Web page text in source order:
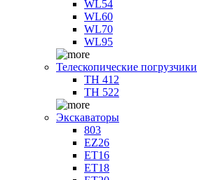
WL54
WL60
WL70
WL95
Телескопические погрузчики
TH 412
TH 522
Экскаваторы
803
EZ26
ET16
ET18